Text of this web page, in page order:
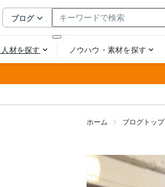
ホーム ブログトップ